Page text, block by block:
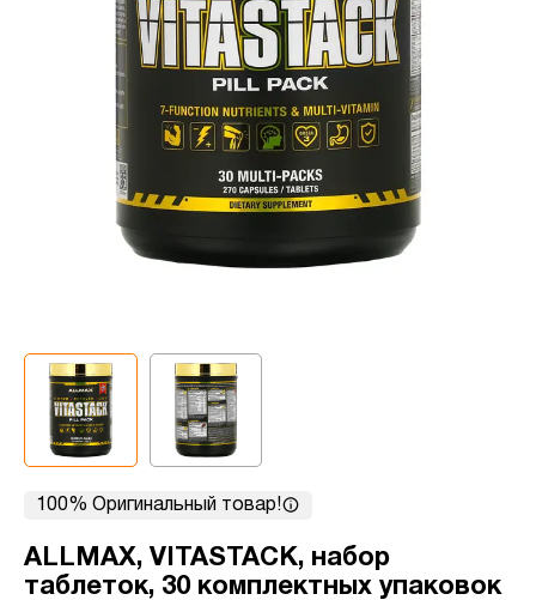
100% Оригинальный товар!
ALLMAX, VITASTACK, набор
таблеток, 30 комплектных упаковок